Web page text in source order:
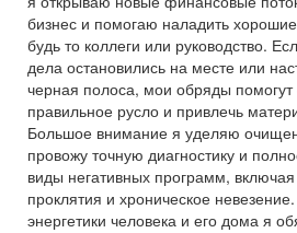
бизнес и помогаю наладить
будь то коллеги или руководство.
дела остановились на месте или
черная полоса, мои обряды помогут
правильное русло и привлечь
Большое внимание я уделяю
провожу точную диагностику и
виды негативных программ, включая
проклятия и хроническое
энергетики человека и его дома я